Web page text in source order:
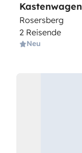
Kastenwagen
Rosersberg
2 Reisende
Neu